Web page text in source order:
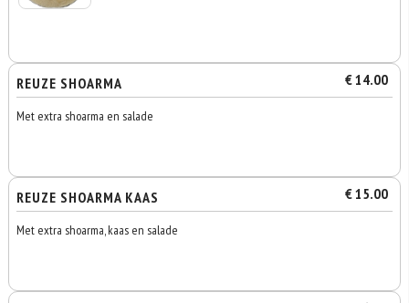
REUZE SHOARMA € 14.00
Met extra shoarma en salade
REUZE SHOARMA KAAS € 15.00
Met extra shoarma, kaas en salade